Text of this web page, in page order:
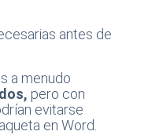
antes de
a menudo
pero con
evitarse
en Word.